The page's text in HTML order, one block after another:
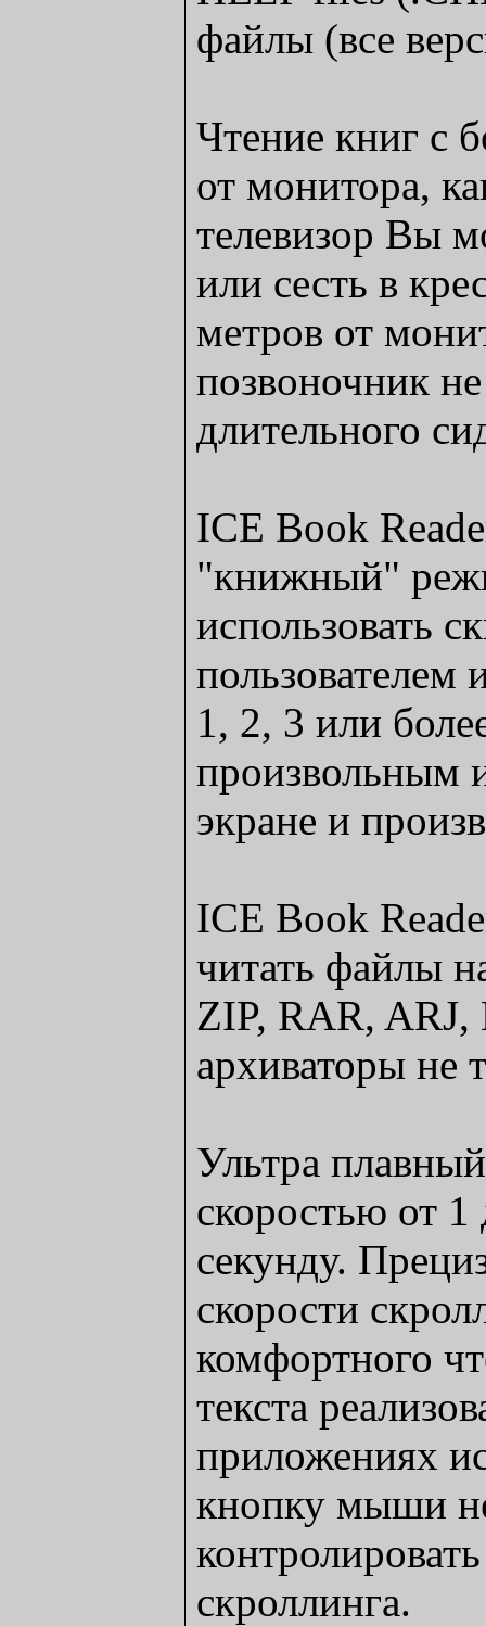
файлы (все
Чтение книг с
от монитора,
телевизор Вы
или сесть в
метров от
позвоночник не
длительного
ICE Book
"книжный"
использовать
пользователем
1, 2, 3 или
произвольным
экране и
ICE Book
читать файлы
ZIP, RAR,
архиваторы не
Ультра
скоростью от
секунду.
скорости
комфортного
текста
приложениях
кнопку мыши
скроллинга.